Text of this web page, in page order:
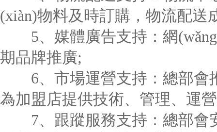
(xiàn)物料及時訂購，物流配送
5、媒體廣告支持：網
期品牌推廣;
6、市場運營支持：總部會
為加盟店提供技術、管理、運
7、跟蹤服務支持：總部會